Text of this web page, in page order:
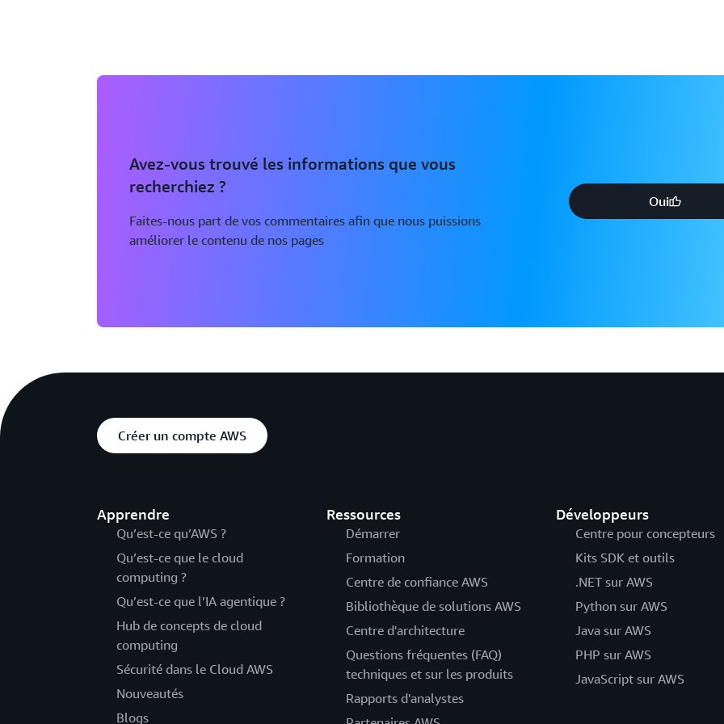
Avez-vous trouvé les informations que vous
recherchiez ?
Faites-nous part de vos commentaires afin que nous puissions
améliorer le contenu de nos pages
Oui
Créer un compte AWS
Apprendre
Qu’est-ce qu’AWS ?
Qu’est-ce que le cloud
computing ?
Qu’est-ce que l’IA agentique ?
Hub de concepts de cloud
computing
Sécurité dans le Cloud AWS
Nouveautés
Blogs
Ressources
Démarrer
Formation
Centre de confiance AWS
Bibliothèque de solutions AWS
Centre d'architecture
Questions fréquentes (FAQ)
techniques et sur les produits
Rapports d'analystes
Développeurs
Centre pour concepteurs
Kits SDK et outils
.NET sur AWS
Python sur AWS
Java sur AWS
PHP sur AWS
JavaScript sur AWS